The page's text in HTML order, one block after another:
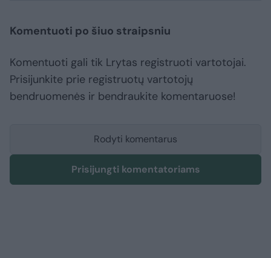
Komentuoti po šiuo straipsniu
Komentuoti gali tik Lrytas registruoti vartotojai.
Prisijunkite prie registruotų vartotojų
bendruomenės ir bendraukite komentaruose!
Rodyti komentarus
Prisijungti komentatoriams